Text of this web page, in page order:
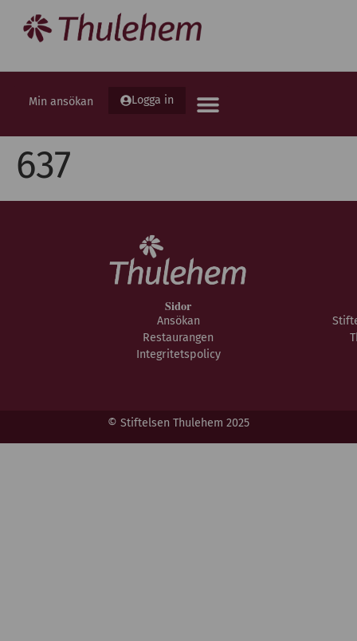
Min ansökan Logga in
637
Sidor
Ansökan
Restaurangen
Integritetspolicy
© Stiftelsen Thulehem 2025